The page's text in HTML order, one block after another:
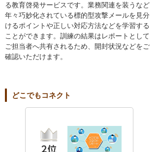
る教育啓発サービスです。業務関連を装うなど
年々巧妙化されている標的型攻撃メールを見分
けるポイントや正しい対応方法などを学習する
ことができます。訓練の結果はレポートとして
ご担当者へ共有されるため、開封状況などをご
確認いただけます。
どこでもコネクト